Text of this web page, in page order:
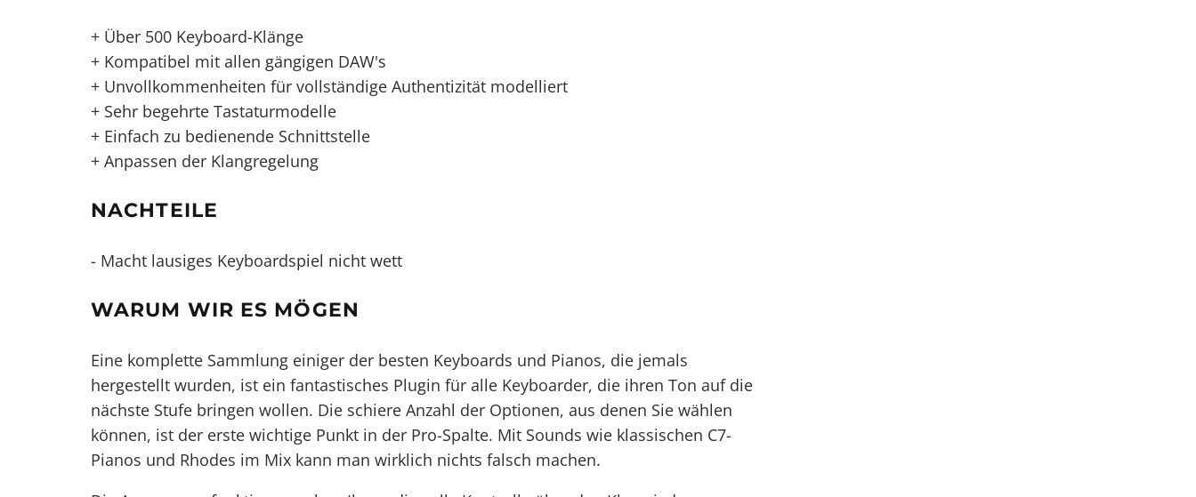
+ Über 500 Keyboard-Klänge
+ Kompatibel mit allen gängigen DAW's
+ Unvollkommenheiten für vollständige Authentizität modelliert
+ Sehr begehrte Tastaturmodelle
+ Einfach zu bedienende Schnittstelle
+ Anpassen der Klangregelung
NACHTEILE
- Macht lausiges Keyboardspiel nicht wett
WARUM WIR ES MÖGEN
Eine komplette Sammlung einiger der besten Keyboards und Pianos, die jemals
hergestellt wurden, ist ein fantastisches Plugin für alle Keyboarder, die ihren Ton auf die
nächste Stufe bringen wollen. Die schiere Anzahl der Optionen, aus denen Sie wählen
können, ist der erste wichtige Punkt in der Pro-Spalte. Mit Sounds wie klassischen C7-
Pianos und Rhodes im Mix kann man wirklich nichts falsch machen.